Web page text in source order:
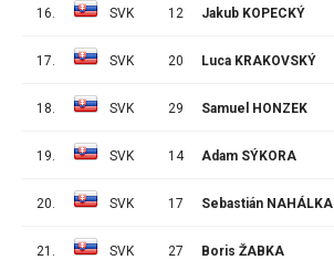
16. SVK 12 Jakub KOPECKÝ
17. SVK 20 Luca KRAKOVSKÝ
18. SVK 29 Samuel HONZEK
19. SVK 14 Adam SÝKORA
20. SVK 17 Sebastián NAHÁLKA
21. SVK 27 Boris ŽABKA